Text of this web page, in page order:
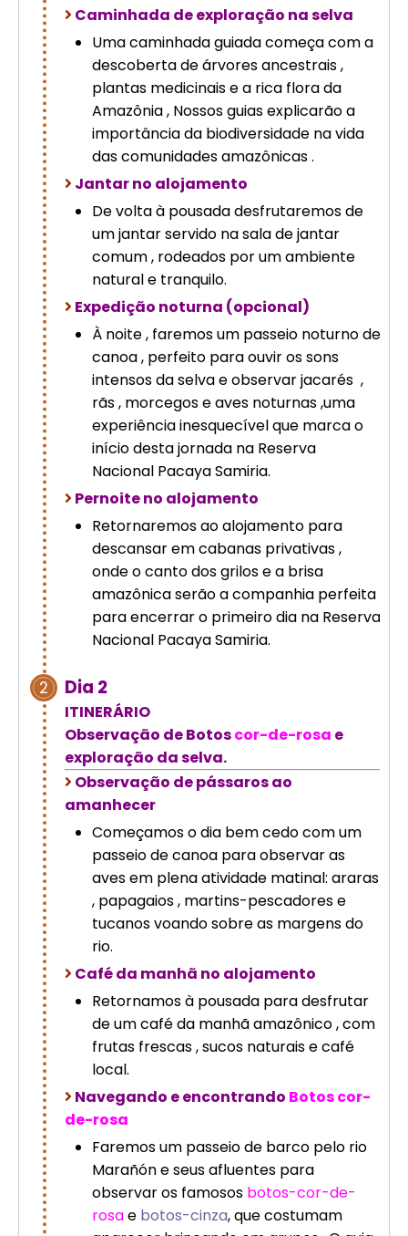
Caminhada de exploração na selva
Uma caminhada guiada começa com a
descoberta de árvores ancestrais ,
plantas medicinais e a rica flora da
Amazônia , Nossos guias explicarão a
importância da biodiversidade na vida
das comunidades amazônicas .
Jantar no alojamento
De volta à pousada desfrutaremos de
um jantar servido na sala de jantar
comum , rodeados por um ambiente
natural e tranquilo.
Expedição noturna (opcional)
À noite , faremos um passeio noturno de
canoa , perfeito para ouvir os sons
intensos da selva e observar jacarés ,
rãs , morcegos e aves noturnas ,uma
experiência inesquecível que marca o
início desta jornada na Reserva
Nacional Pacaya Samiria.
Pernoite no alojamento
Retornaremos ao alojamento para
descansar em cabanas privativas ,
onde o canto dos grilos e a brisa
amazônica serão a companhia perfeita
para encerrar o primeiro dia na Reserva
Nacional Pacaya Samiria.
2 Dia 2
ITINERÁRIO
Observação de Botoscor-de-rosa e
exploração da selva.
Observação de pássaros ao
amanhecer
Começamos o dia bem cedo com um
passeio de canoa para observar as
aves em plena atividade matinal: araras
, papagaios , martins-pescadores e
tucanos voando sobre as margens do
rio.
Café da manhã no alojamento
Retornamos à pousada para desfrutar
de um café da manhã amazônico , com
frutas frescas , sucos naturais e café
local.
Navegando e encontrando Botos cor-
de-rosa
Faremos um passeio de barco pelo rio
Marañón e seus afluentes para
observar os famosos botos-cor-de-
rosae botos-cinza, que costumam